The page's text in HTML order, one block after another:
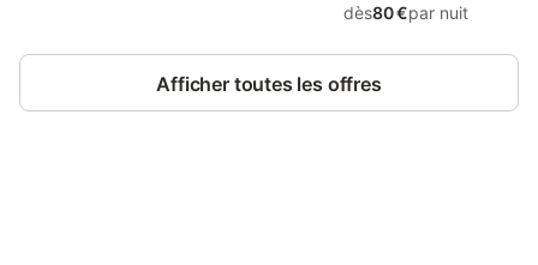
dès80 €par nuit
Afficher toutes les offres